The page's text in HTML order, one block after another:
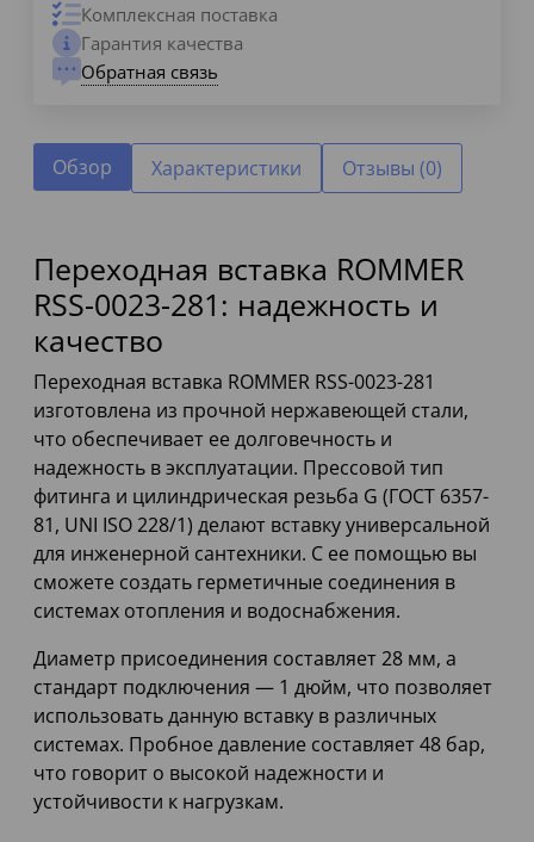
Комплексная поставка
Гарантия качества
Обратная связь
Обзор Характеристики Отзывы (0)
Переходная вставка ROMMER
RSS-0023-281: надежность и
качество
Переходная вставка ROMMER RSS-0023-281
изготовлена из прочной нержавеющей стали,
что обеспечивает ее долговечность и
надежность в эксплуатации. Прессовой тип
фитинга и цилиндрическая резьба G (ГОСТ 6357-
81, UNI ISO 228/1) делают вставку универсальной
для инженерной сантехники. С ее помощью вы
сможете создать герметичные соединения в
системах отопления и водоснабжения.
Диаметр присоединения составляет 28 мм, а
стандарт подключения — 1 дюйм, что позволяет
использовать данную вставку в различных
системах. Пробное давление составляет 48 бар,
что говорит о высокой надежности и
устойчивости к нагрузкам.